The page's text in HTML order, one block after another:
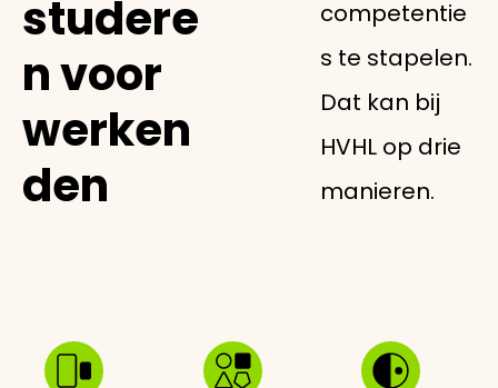
studere
n voor
werken
den
competentie
s te stapelen.
Dat kan bij
HVHL op drie
manieren.